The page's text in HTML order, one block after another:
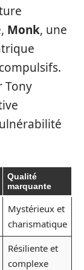
Monk, une
Tony
Qualité
marquante
Mystérieux et
charismatique
Résiliente et
complexe